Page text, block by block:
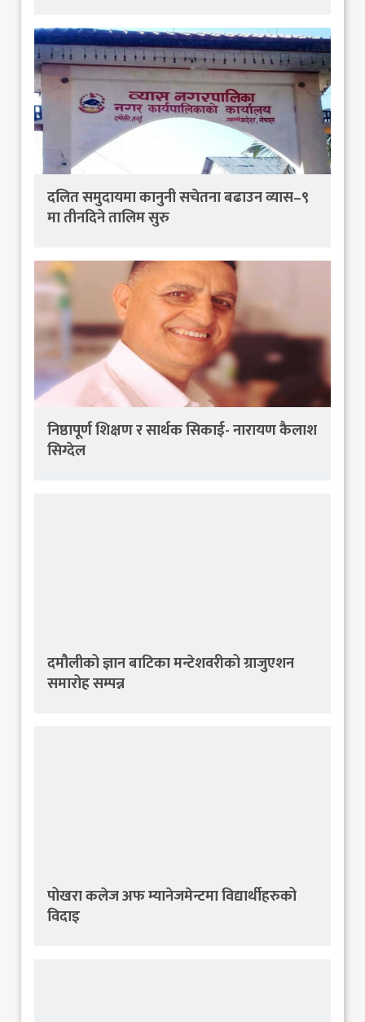
दलित समुदायमा कानुनी सचेतना बढाउन व्यास–९
मा तीनदिने तालिम सुरु
निष्ठापूर्ण शिक्षण र सार्थक सिकाई- नारायण कैलाश
सिग्देल
दमौलीको ज्ञान बाटिका मन्टेशवरीको ग्राजुएशन
समारोह सम्पन्न
पोखरा कलेज अफ म्यानेजमेन्टमा विद्यार्थीहरुको
विदाइ